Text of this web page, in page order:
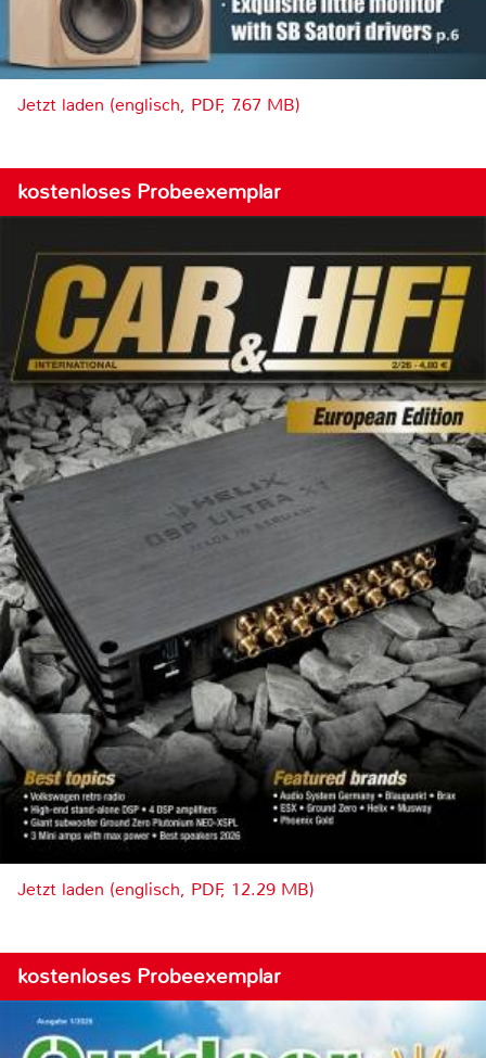
Jetzt laden (englisch, PDF, 7.67 MB)
kostenloses Probeexemplar
Jetzt laden (englisch, PDF, 12.29 MB)
kostenloses Probeexemplar